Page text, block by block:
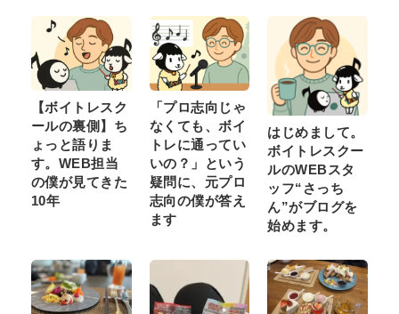
【ボイトレスク
ールの裏側】ち
ょっと語りま
す。WEB担当
の僕が見てきた
10年
「プロ志向じゃ
なくても、ボイ
トレに通ってい
いの？」という
疑問に、元プロ
志向の僕が答え
ます
はじめまして。
ボイトレスクー
ルのWEBスタ
ッフ“さっち
ん”がブログを
始めます。